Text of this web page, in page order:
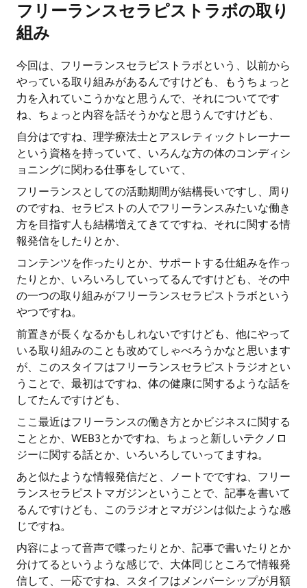
フリーランスセラピストラボの取り
組み
今回は、フリーランスセラピストラボという、以前から
やっている取り組みがあるんですけども、もうちょっと
力を入れていこうかなと思うんで、それについてです
ね、ちょっと内容を話そうかなと思うんですけども、
自分はですね、理学療法士とアスレティックトレーナー
という資格を持っていて、いろんな方の体のコンディシ
ョニングに関わる仕事をしていて、
フリーランスとしての活動期間が結構長いですし、周り
のですね、セラピストの人でフリーランスみたいな働き
方を目指す人も結構増えてきてですね、それに関する情
報発信をしたりとか、
コンテンツを作ったりとか、サポートする仕組みを作っ
たりとか、いろいろしていってるんですけども、その中
の一つの取り組みがフリーランスセラピストラボという
やつですね。
前置きが長くなるかもしれないですけども、他にやって
いる取り組みのことも改めてしゃべろうかなと思います
が、このスタイフはフリーランスセラピストラジオとい
うことで、最初はですね、体の健康に関するような話を
してたんですけども、
ここ最近はフリーランスの働き方とかビジネスに関する
こととか、WEB3とかですね、ちょっと新しいテクノロ
ジーに関する話とか、いろいろしていってますね。
あと似たような情報発信だと、ノートでですね、フリー
ランスセラピストマガジンということで、記事を書いて
るんですけども、このラジオとマガジンは似たような感
じですね。
内容によって音声で喋ったりとか、記事で書いたりとか
分けてるというような感じで、大体同じところで情報発
信して、一応ですね、スタイフはメンバーシップが月額